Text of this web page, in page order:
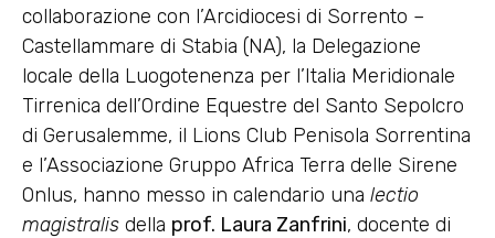
collaborazione con l’Arcidiocesi di Sorrento –
Castellammare di Stabia (NA), la Delegazione
locale della Luogotenenza per l’Italia Meridionale
Tirrenica dell’Ordine Equestre del Santo Sepolcro
di Gerusalemme, il Lions Club Penisola Sorrentina
e l’Associazione Gruppo Africa Terra delle Sirene
Onlus, hanno messo in calendario una lectio
magistralis della prof. Laura Zanfrini, docente di